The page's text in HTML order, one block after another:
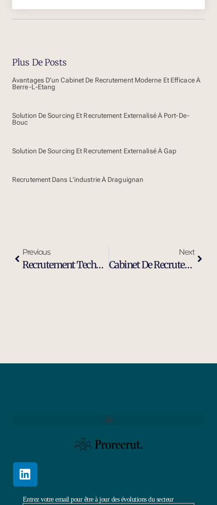
Plus De Posts
Avantages D’un Cabinet De Recrutement Moderne Et Efficace À
Berre-L-Etang
Solution De Sourcing Et Recrutement Externalisé À Port-De-
Bouc
Solution De Sourcing Et Recrutement Externalisé À Gap
Recrutement Dans L’industrie À Draguignan
Previous
Recrutement Technicien De Maintenance Industrielle À Fos-Sur-Mer
Next
Cabinet De Recrutement Cadres Et Dirigeants À Istres
Entrez votre email pour être à jour des évolutions du secteur